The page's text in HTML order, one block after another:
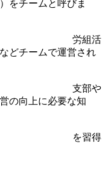
をチームと呼びま
労組活
どチームで運営され
支部や
の向上に必要な知
を習得